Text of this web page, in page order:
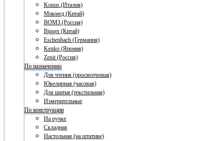
Konus (Италия)
Микмед (Китай)
ВОМЗ (Россия)
Bigger (Китай)
Eschenbach (Германия)
Kenko (Япония)
Zenit (Россия)
По назначению
Для чтения (просмотровая)
Ювелирная (часовая)
Для шитья (текстильная)
Измерительные
По конструкции
На ручке
Складная
Настольная (на штативе)